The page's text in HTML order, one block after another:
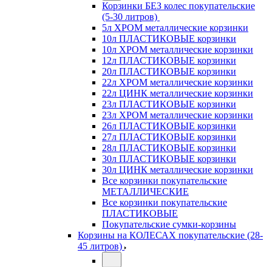
Корзинки БЕЗ колес покупательские
(5-30 литров)
5л ХРОМ металлические корзинки
10л ПЛАСТИКОВЫЕ корзинки
10л ХРОМ металлические корзинки
12л ПЛАСТИКОВЫЕ корзинки
20л ПЛАСТИКОВЫЕ корзинки
22л ХРОМ металлические корзинки
22л ЦИНК металлические корзинки
23л ПЛАСТИКОВЫЕ корзинки
23л ХРОМ металлические корзинки
26л ПЛАСТИКОВЫЕ корзинки
27л ПЛАСТИКОВЫЕ корзинки
28л ПЛАСТИКОВЫЕ корзинки
30л ПЛАСТИКОВЫЕ корзинки
30л ЦИНК металлические корзинки
Все корзинки покупательские
МЕТАЛЛИЧЕСКИЕ
Все корзинки покупательские
ПЛАСТИКОВЫЕ
Покупательские сумки-корзины
Корзины на КОЛЕСАХ покупательские (28-
45 литров)